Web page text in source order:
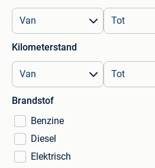
Kilometerstand
Brandstof
Benzine
Diesel
Elektrisch